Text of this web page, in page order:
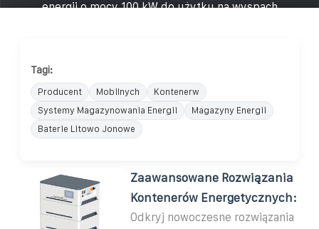
energii o mocy 100 kW do użytku na wyspach
Tagi:
Producent Mobilnych
Kontenerw
Systemy Magazynowania Energii
Magazyny Energii
Baterie Litowo Jonowe
Zaawansowane Rozwiązania
Kontenerów Energetycznych:
Odkryj nowoczesne rozwiązania